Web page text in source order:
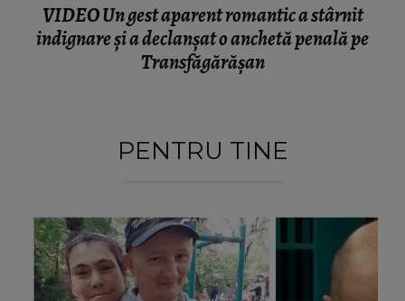
VIDEO Un gest aparent romantic a stârnit
indignare și a declanșat o anchetă penală pe
Transfăgărășan
PENTRU TINE